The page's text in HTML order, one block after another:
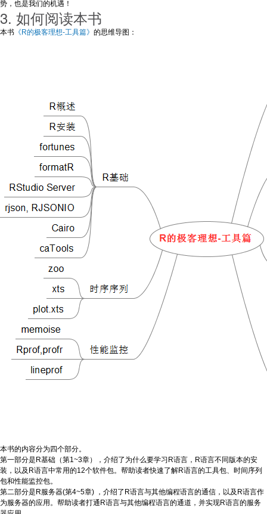
势，也是我们的机遇！
3. 如何阅读本书
本书 《R的极客理想-工具篇》 的思维导图：
本书的内容分为四个部分。
第一部分是R基础（第1~3章），介绍了为什么要学习R语言，R语言不同版本的安
装，以及R语言中常用的12个软件包。帮助读者快速了解R语言的工具包、时间序列
包和性能监控包。
第二部分是R服务器(第4~5章) ，介绍了R语言与其他编程语言的通信，以及R语言作
为服务器的应用。帮助读者打通R语言与其他编程语言的通道，并实现R语言的服务